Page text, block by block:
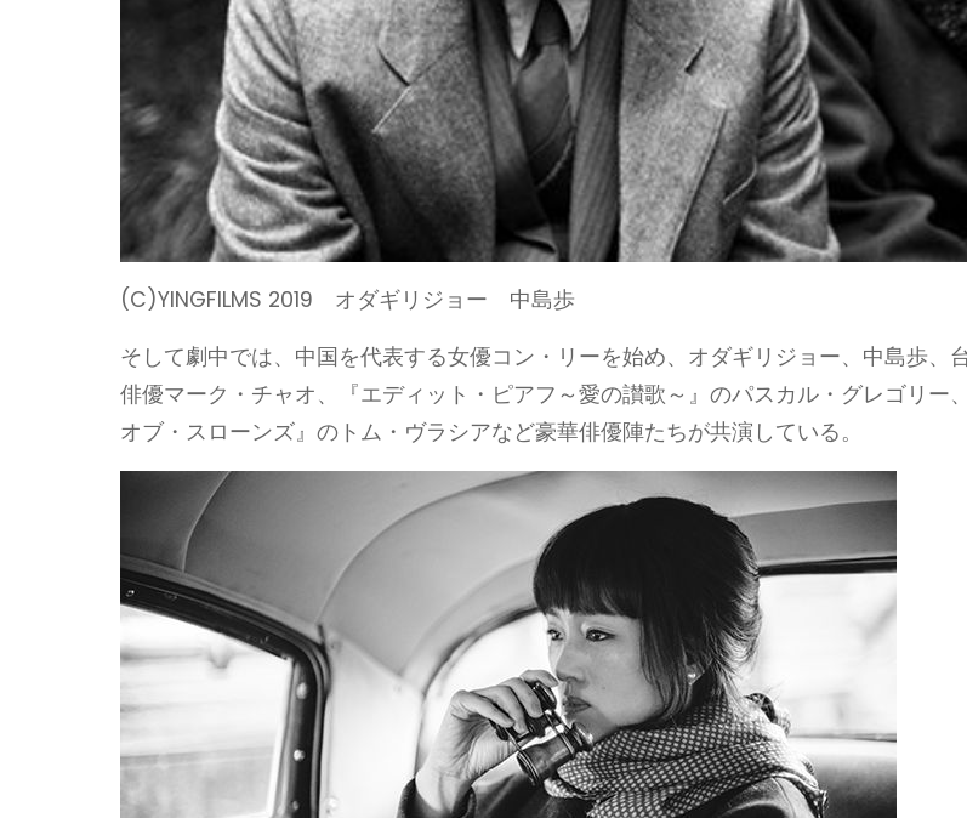
(C)YINGFILMS 2019 オダギリジョー 中島歩
そして劇中では、中国を代表する女優コン・リーを始め、オダギリジョー、中島歩、
俳優マーク・チャオ、『エディット・ピアフ～愛の讃歌～』のパスカル・グレゴリー
オブ・スローンズ』のトム・ヴラシアなど豪華俳優陣たちが共演している。